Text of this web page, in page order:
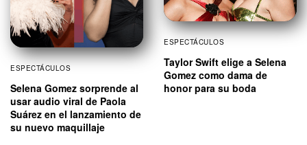
ESPECTÁCULOS
Selena Gomez sorprende al
usar audio viral de Paola
Suárez en el lanzamiento de
su nuevo maquillaje
ESPECTÁCULOS
Taylor Swift elige a Selena
Gomez como dama de
honor para su boda